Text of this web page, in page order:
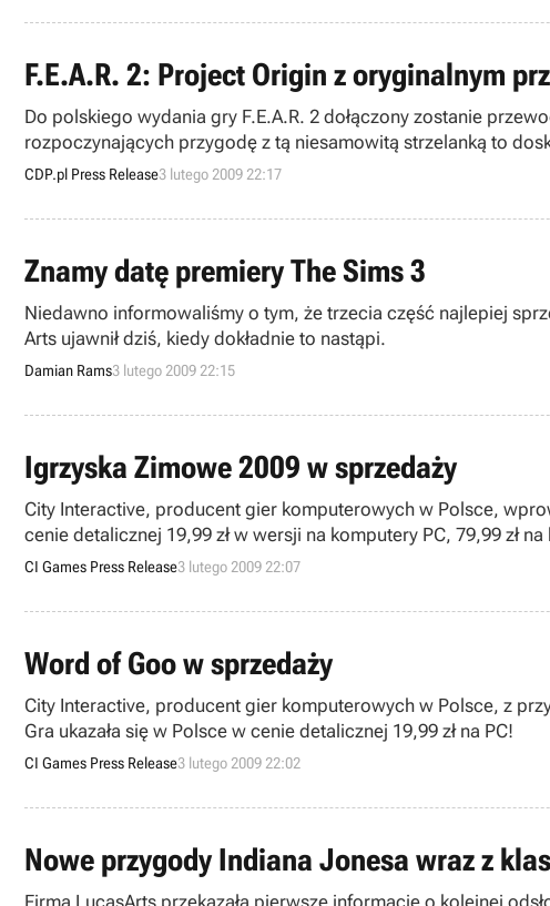
F.E.A.R. 2: Project Origin z oryginalnym
Do polskiego wydania gry F.E.A.R. 2 dołączony zostanie
rozpoczynających przygodę z tą niesamowitą strzelanką to
CDP.pl Press Release3 lutego 2009 22:17
Znamy datę premiery The Sims 3
Niedawno informowaliśmy o tym, że trzecia część najlepiej
Arts ujawnił dziś, kiedy dokładnie to nastąpi.
Damian Rams3 lutego 2009 22:15
Igrzyska Zimowe 2009 w sprzedaży
City Interactive, producent gier komputerowych w Polsce,
cenie detalicznej 19,99 zł w wersji na komputery PC, 79,99 zł
CI Games Press Release3 lutego 2009 22:07
Word of Goo w sprzedaży
City Interactive, producent gier komputerowych w Polsce, z
Gra ukazała się w Polsce w cenie detalicznej 19,99 zł na PC!
CI Games Press Release3 lutego 2009 22:02
Nowe przygody Indiana Jonesa wraz z
Firma LucasArts przekazała pierwsze informacje o kolejnej